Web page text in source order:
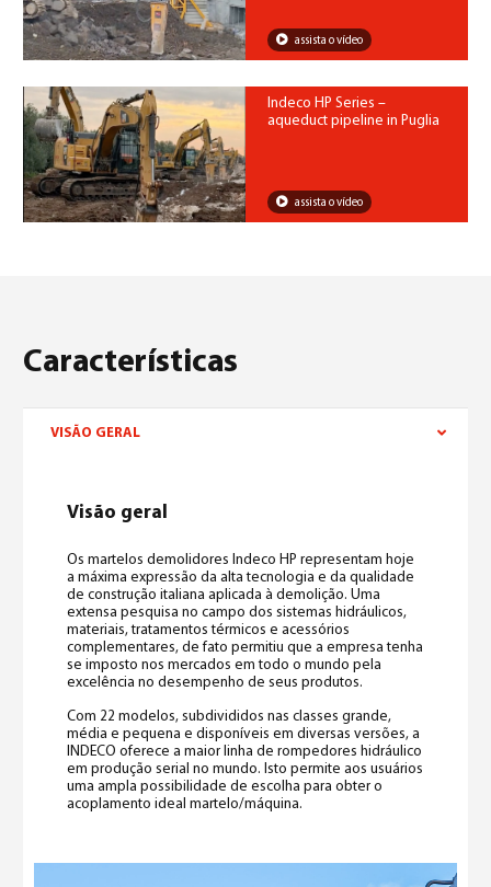
assista o vídeo
Indeco HP Series –
aqueduct pipeline in Puglia
assista o vídeo
Características
VISÃO GERAL
Visão geral
Os martelos demolidores Indeco HP representam hoje
a máxima expressão da alta tecnologia e da qualidade
de construção italiana aplicada à demolição. Uma
extensa pesquisa no campo dos sistemas hidráulicos,
materiais, tratamentos térmicos e acessórios
complementares, de fato permitiu que a empresa tenha
se imposto nos mercados em todo o mundo pela
excelência no desempenho de seus produtos.
Com 22 modelos, subdivididos nas classes grande,
média e pequena e disponíveis em diversas versões, a
INDECO oferece a maior linha de rompedores hidráulico
em produção serial no mundo. Isto permite aos usuários
uma ampla possibilidade de escolha para obter o
acoplamento ideal martelo/máquina.